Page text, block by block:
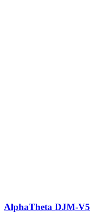
AlphaTheta DJM-V5